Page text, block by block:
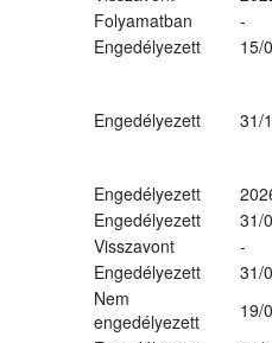
Folyamatban
-
Engedélyezett
15/
Engedélyezett 31/
Engedélyezett
Engedélyezett
31/
Visszavont
-
Engedélyezett
31/
Nem
engedélyezett
19/